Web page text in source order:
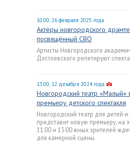
10:00, 26 февраля 2025 года
Актёры новгородского
посвящённый СВО
Артисты Новгородского
Достоевского репетируют
13:00, 12 декабря 2024 года
Новгородский театр «Малый»
премьеру детского спектакля
Новгородский театр для детей
представит новую премьеру, на
11:00 и 13:00 юных зрителей
для камерной сцены.